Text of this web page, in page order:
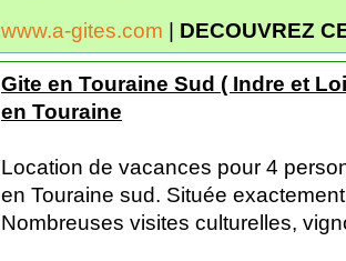
www.a-gites.com | DECOUVREZ
Gite en Touraine Sud ( Indre et
en Touraine
Location de vacances pour 4
en Touraine sud. Située
Nombreuses visites culturelles,